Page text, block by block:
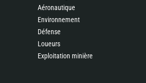
Aéronautique
Environnement
Défense
Loueurs
Exploitation minière